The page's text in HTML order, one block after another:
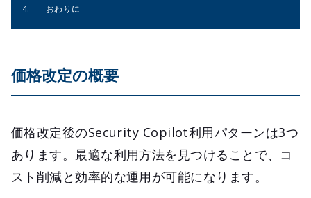
おわりに
価格改定の概要
価格改定後のSecurity Copilot利用パターンは3つ
あります。最適な利用方法を見つけることで、コ
スト削減と効率的な運用が可能になります。